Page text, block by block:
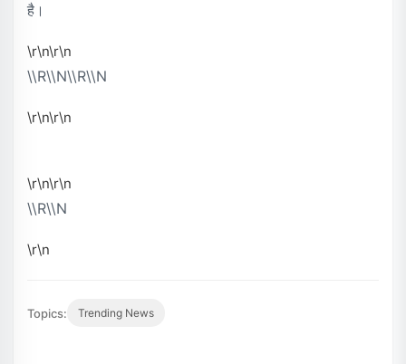
है।
\r\n\r\n
\\r\\n\\r\\n
\r\n\r\n
\r\n\r\n
\\r\\n
\r\n
Topics: Trending News